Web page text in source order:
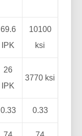
69.6
IPK
10100
ksi
26
IPK
3770 ksi
0.33 0.33